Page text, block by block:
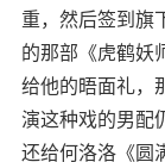
重，然后签到旗
的那部《虎鹤妖
给他的晤面礼，
演这种戏的男配
还给何洛洛《圆